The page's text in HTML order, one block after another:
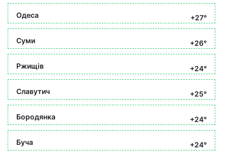
Одеса +27°
Суми +26°
Ржищів +24°
Славутич +25°
Бородянка +24°
Буча
+24°